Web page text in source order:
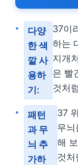
다양
한 색
깔 사
용하
기:
37이
하는
지개
은 빨
것처
패턴
과 무
늬 추
가하
37
무늬
해
것처